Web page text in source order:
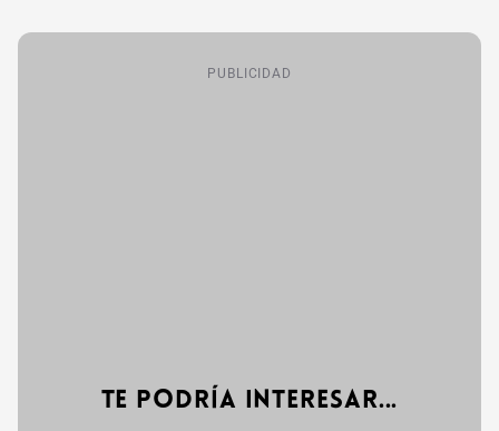
PUBLICIDAD
Te podría interesar...